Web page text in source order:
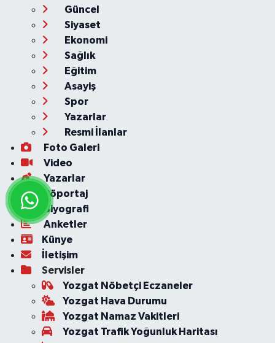
Güncel
Siyaset
Ekonomi
Sağlık
Eğitim
Asayiş
Spor
Yazarlar
Resmi İlanlar
Foto Galeri
Video
Yazarlar
Röportaj
Biyografi
Anketler
Künye
İletişim
Servisler
Yozgat Nöbetçi Eczaneler
Yozgat Hava Durumu
Yozgat Namaz Vakitleri
Yozgat Trafik Yoğunluk Haritası